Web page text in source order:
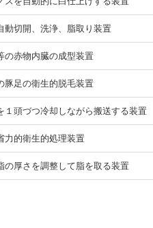
動切開、洗浄、脂取り装置
の赤物内臓の成型装置
豚足の衛生的脱毛装置
１頭づつ冷却しながら搬送する装置
力的衛生的処理装置
の厚さを調整して脂を取る装置